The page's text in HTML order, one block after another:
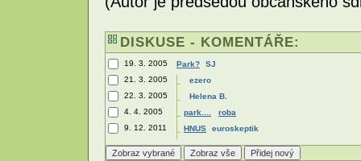
DISKUSE - KOMENTÁŘE:
19. 3. 2005 Park?
SJ
21. 3. 2005
ezero
22. 3. 2005
Helena B.
4. 4. 2005
park....
roba
9. 12. 2011
HNUS euroskeptik